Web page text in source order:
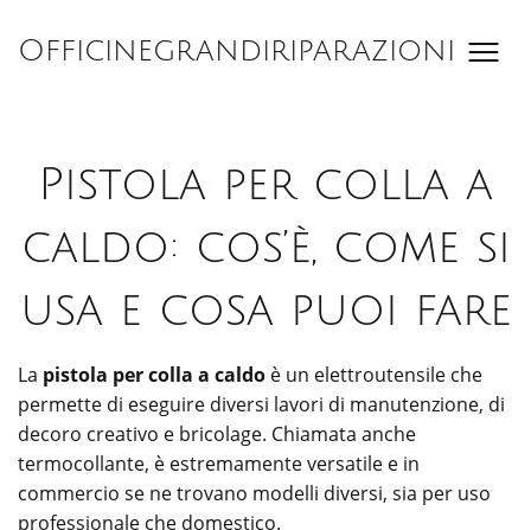
Officinegrandiriparazioni
Pistola per colla a
caldo: cos’è, come si
usa e cosa puoi fare
La pistola per colla a caldo è un elettroutensile che
permette di eseguire diversi lavori di manutenzione, di
decoro creativo e bricolage. Chiamata anche
termocollante, è estremamente versatile e in
commercio se ne trovano modelli diversi, sia per uso
professionale che domestico.